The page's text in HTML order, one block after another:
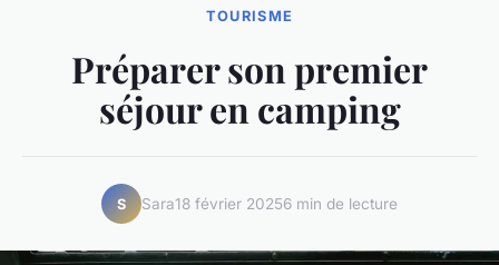
TOURISME
Préparer son premier
séjour en camping
S Sara18 février 20256 min de lecture